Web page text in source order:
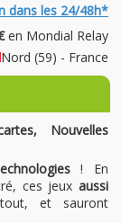
dans les 24/48h*
en Mondial Relay
Nord (59) - France
Nouvelles
! En
ces jeux aussi
et sauront